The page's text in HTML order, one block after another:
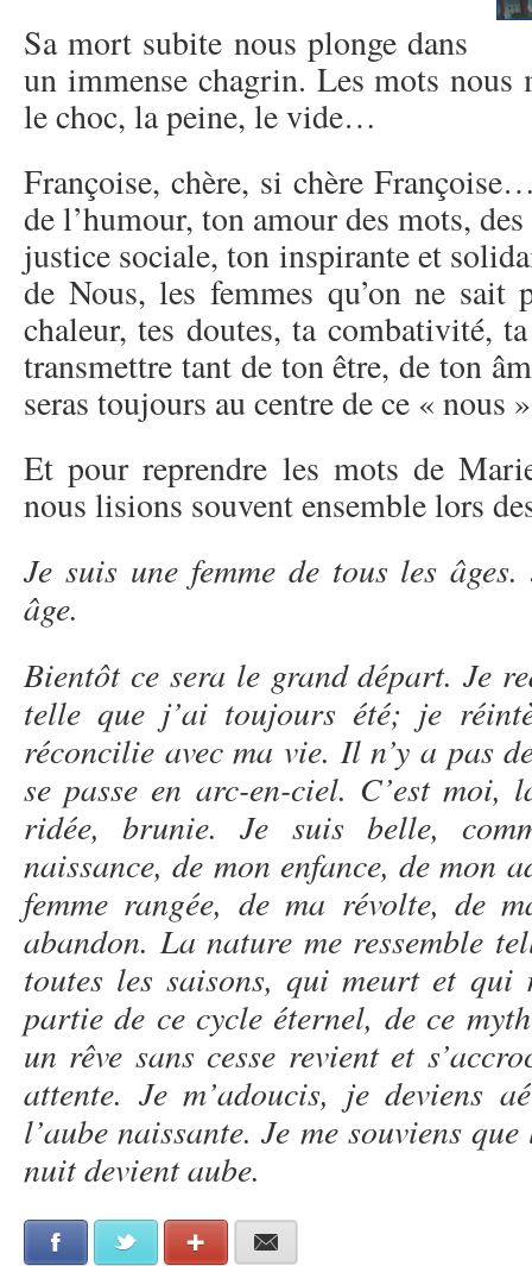
Sa mort subite nous plonge dans
un immense chagrin. Les mots nous
le choc, la peine, le vide…
Françoise, chère, si chère
de l’humour, ton amour des mots,
justice sociale, ton inspirante et
de Nous, les femmes qu’on ne sait
chaleur, tes doutes, ta combativité,
transmettre tant de ton être, de ton
seras toujours au centre de ce «
Et pour reprendre les mots de
nous lisions souvent ensemble lors
Je suis une femme de tous les
âge.
Bientôt ce sera le grand départ. Je
telle que j’ai toujours été; je
réconcilie avec ma vie. Il n’y a pas
se passe en arc-en-ciel. C’est moi,
ridée, brunie. Je suis belle,
naissance, de mon enfance, de mon
femme rangée, de ma révolte, de
abandon. La nature me ressemble
toutes les saisons, qui meurt et
partie de ce cycle éternel, de ce
un rêve sans cesse revient et
attente. Je m’adoucis, je deviens
l’aube naissante. Je me souviens
nuit devient aube.
Facebook Twitter Google+